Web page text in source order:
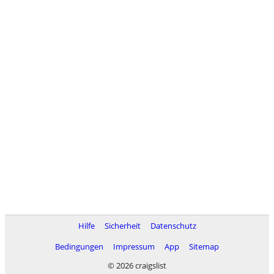
Hilfe Sicherheit
Datenschutz
Bedingungen
Impressum App
Sitemap
© 2026 craigslist